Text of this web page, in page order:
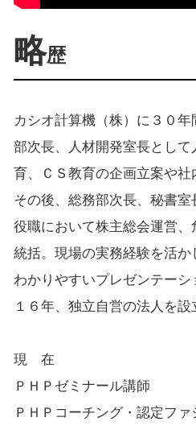
略歴
カシオ計算機（株）に３０
部次長、人材開発室長とし
育、ＣＳ教育の企画立案や社
その後、総務部次長、秘書
役職において株主総会運営
統括。現場の実務経験を活か
わかりやすいプレゼンテー
１６年、独立自営の法人を設
現 在
ＰＨＰゼミナール講師
ＰＨＰコーチング・認定ファ